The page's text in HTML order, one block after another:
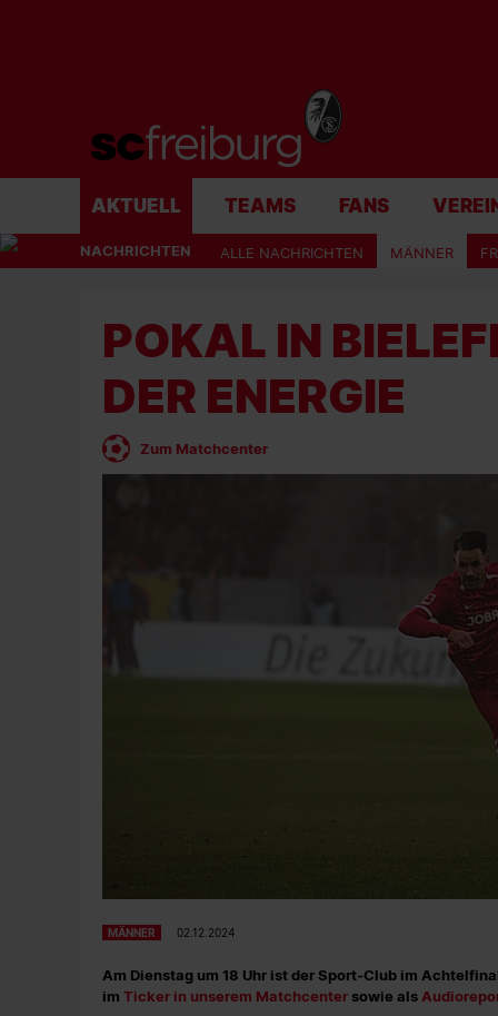
AKTUELL TEAMS FANS VEREIN
NACHRICHTEN ALLE NACHRICHTEN MÄNNER
POKAL IN
DER ENERGIE
Zum Matchcenter
MÄNNER 02.12.2024
Am Dienstag um 18 Uhr ist der Sport-Club im
im Ticker in unserem Matchcenter sowie als